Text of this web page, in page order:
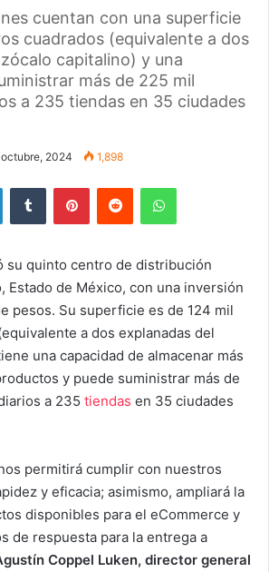
cuentan con una superficie
cuadrados (equivalente a dos
capitalino) y una
más de 225 mil
a 235 tiendas en 35 ciudades
octubre, 2024 1,898
su quinto centro de distribución
Estado de México, con una inversión
pesos. Su superficie es de 124 mil
a dos explanadas del
una capacidad de almacenar más
y puede suministrar más de
a 235 tiendas en 35 ciudades
permitirá cumplir con nuestros
y eficacia; asimismo, ampliará la
disponibles para el eCommerce y
de respuesta para la entrega a
Coppel Luken, director general